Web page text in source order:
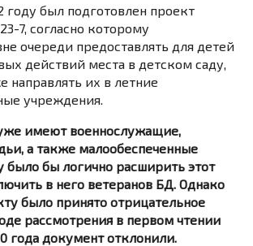
году был подготовлен проект
7, согласно которому
очереди предоставлять для детей
действий места в детском саду,
направлять их в летние
учреждения.
имеют военнослужащие,
а также малообеспеченные
было бы логично расширить этот
в него ветеранов БД. Однако
было принято отрицательное
рассмотрения в первом чтении
года документ отклонили.